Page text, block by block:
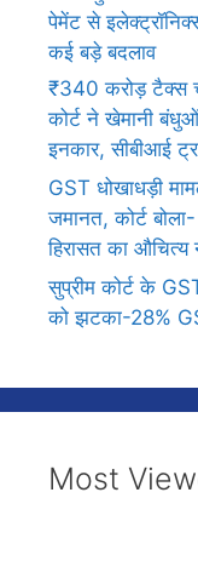
पेमेंट से
कई बड़े बदलाव
₹340 करोड़ टैक्स
कोर्ट ने खेमानी
इनकार, सीबीआई
GST धोखाधड़ी
जमानत, कोर्ट
हिरासत का औचित्य
सुप्रीम कोर्ट के
को झटका-28%
Most